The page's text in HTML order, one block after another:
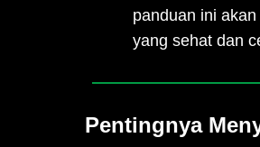
panduan ini
yang sehat dan
Pentingnya